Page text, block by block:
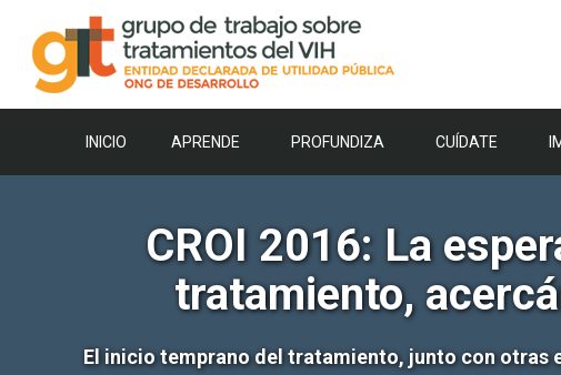
contenido
INICIO APRENDE PROFUNDIZA CUÍDATE
CROI 2016: La
tratamiento,
El inicio temprano del tratamiento, junto con